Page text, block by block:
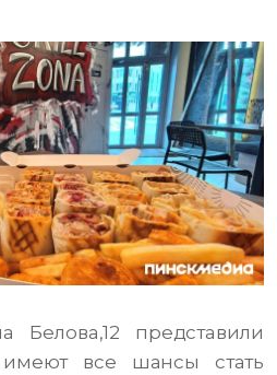
представили
все шансы стать